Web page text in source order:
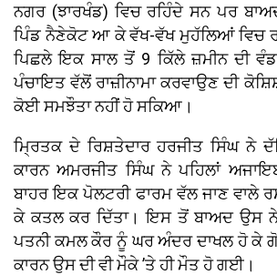
ਨਗਰ (ਝਾਰਖੰਡ) ਵਿਚ ਰਹਿੰਦੇ ਸਨ ਪਰ
ਪਿੰਡ ਨੈਣੇਕੋਟ ਆ ਕੇ ਵੱਖ-ਵੱਖ ਮੁਹੱਲਿਆਂ ਵਿਚ
ਪਿਛਲੇ ਇਕ ਸਾਲ ਤੋਂ 9 ਕਿੱਲੇ ਜ਼ਮੀਨ ਦੀ
ਪੰਚਾਇਤ ਵੱਲੋਂ ਰਾਜ਼ੀਨਾਮਾ ਕਰਵਾਉਣ ਦੀ
ਕੋਈ ਸਮਝੌਤਾ ਨਹੀਂ ਹੋ ਸਕਿਆ।
ਮ੍ਰਿਤਕ ਦੇ ਰਿਸ਼ਤੇਦਾਰ ਹਰਜੀਤ ਸਿੰਘ ਨੇ
ਕਾਰਨ ਅਮਰਜੀਤ ਸਿੰਘ ਨੇ ਪਹਿਲਾਂ
ਬਾਹਰ ਇਕ ਪੋਲਟਰੀ ਫਾਰਮ ਵੱਲ ਜਾਣ ਵਾਲੇ
ਕੇ ਕਤਲ ਕਰ ਦਿੱਤਾ। ਇਸ ਤੋਂ ਬਾਅਦ ਉਸ
ਪਤਨੀ ਕਮਲ ਕੌਰ ਨੂੰ ਘਰ ਅੰਦਰ ਦਾਖਲ ਹੋ ਕੇ
ਕਾਰਨ ਉਸ ਦੀ ਵੀ ਮੌਕੇ ’ਤੇ ਹੀ ਮੌਤ ਹੋ ਗਈ।